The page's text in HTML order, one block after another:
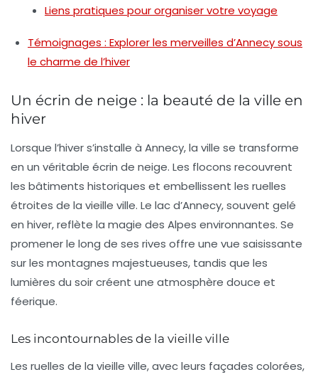
Liens pratiques pour organiser votre voyage
Témoignages : Explorer les merveilles d’Annecy sous
le charme de l’hiver
Un écrin de neige : la beauté de la ville en
hiver
Lorsque l’hiver s’installe à Annecy, la ville se transforme
en un véritable écrin de neige. Les flocons recouvrent
les bâtiments historiques et embellissent les ruelles
étroites de la vieille ville. Le lac d’Annecy, souvent gelé
en hiver, reflète la magie des Alpes environnantes. Se
promener le long de ses rives offre une vue saisissante
sur les montagnes majestueuses, tandis que les
lumières du soir créent une atmosphère douce et
féerique.
Les incontournables de la vieille ville
Les ruelles de la vieille ville, avec leurs façades colorées,